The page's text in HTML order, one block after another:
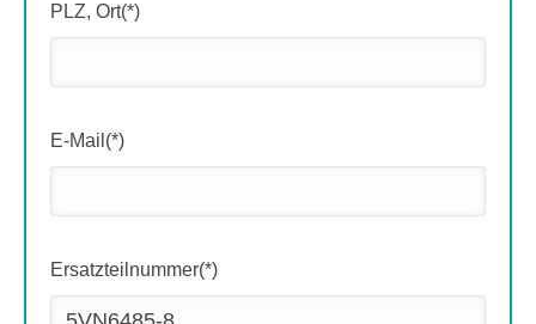
PLZ, Ort(*)
E-Mail(*)
Ersatzteilnummer(*)